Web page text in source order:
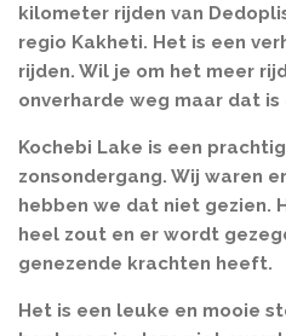
kilometer rijden van
regio Kakheti. Het is een
rijden. Wil je om het meer
onverharde weg maar dat
Kochebi Lake is een
zonsondergang. Wij waren
hebben we dat niet gezien.
heel zout en er wordt
genezende krachten heeft.
Het is een leuke en mooie